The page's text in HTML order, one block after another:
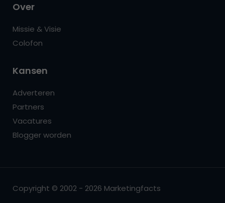
Over
Missie & Visie
Colofon
Kansen
Adverteren
Partners
Vacatures
Blogger worden
Copyright © 2002 - 2026 Marketingfacts